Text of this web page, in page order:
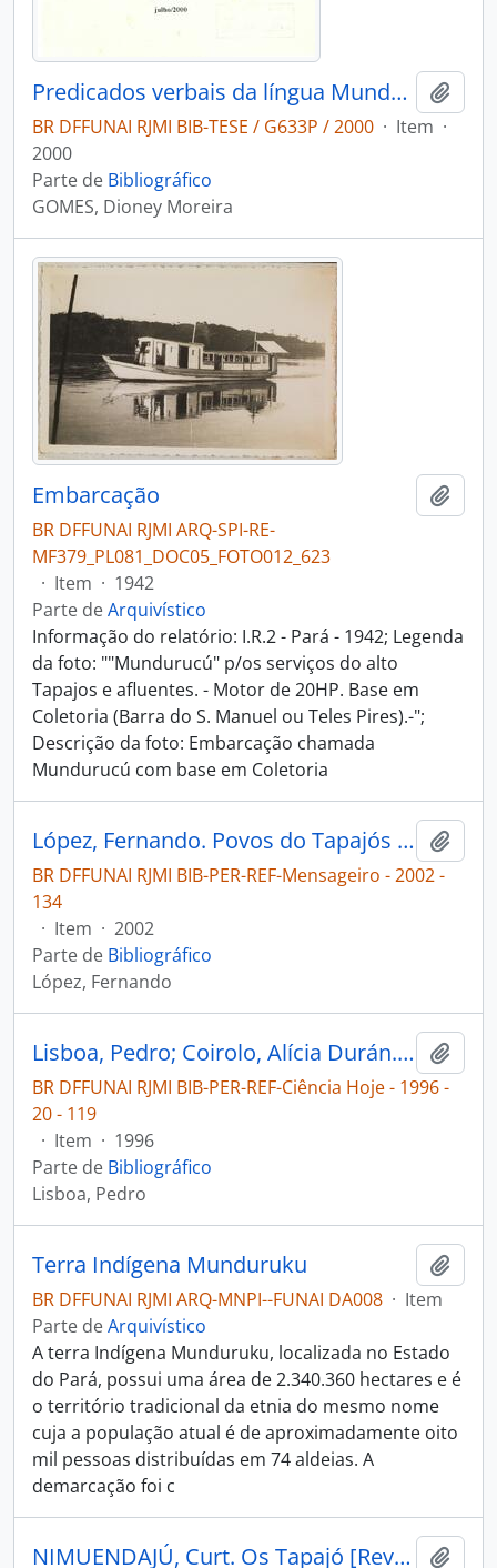
Predicados verbais da língua Mundurukú e modelos lexicográficos
BR DFFUNAI RJMI BIB-TESE / G633P / 2000 · Item ·
2000
Parte de Bibliográfico
GOMES, Dioney Moreira
Embarcação
BR DFFUNAI RJMI ARQ-SPI-RE-
MF379_PL081_DOC05_FOTO012_623
· Item · 1942
Parte deArquivístico
Informação do relatório: I.R.2 - Pará - 1942; Legenda
da foto: ""Mundurucú" p/os serviços do alto
Tapajos e afluentes. - Motor de 20HP. Base em
Coletoria (Barra do S. Manuel ou Teles Pires).-";
Descrição da foto: Embarcação chamada
Mundurucú com base em Coletoria
López, Fernando. Povos do Tapajós e Arapiuns em marcha pela demarcação de sua terra [Mensageiro]
BR DFFUNAI RJMI BIB-PER-REF-Mensageiro - 2002 -
134
· Item · 2002
Parte de Bibliográfico
López, Fernando
Lisboa, Pedro; Coirolo, Alícia Durán. A antiguidade dos povos do Tapajós [Ciência Hoje: a pré-história da Amazônia em peças de cerâmica, pedra e madeira]
BR DFFUNAI RJMI BIB-PER-REF-Ciência Hoje - 1996 -
20 - 119
· Item · 1996
Parte de Bibliográfico
Lisboa, Pedro
Terra Indígena Munduruku
BR DFFUNAI RJMI ARQ-MNPI--FUNAI DA008 · Item
Parte deArquivístico
A terra Indígena Munduruku, localizada no Estado
do Pará, possui uma área de 2.340.360 hectares e é
o território tradicional da etnia do mesmo nome
cuja a população atual é de aproximadamente oito
mil pessoas distribuídas em 74 aldeias. A
demarcação foi c
NIMUENDAJÚ, Curt. Os Tapajó [Revista de Antropologia]